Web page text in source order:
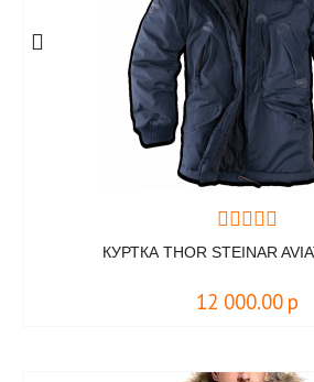
КУРТКА THOR STEINAR
12 000.00 р